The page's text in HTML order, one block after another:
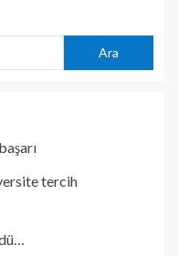
Ara
tercih